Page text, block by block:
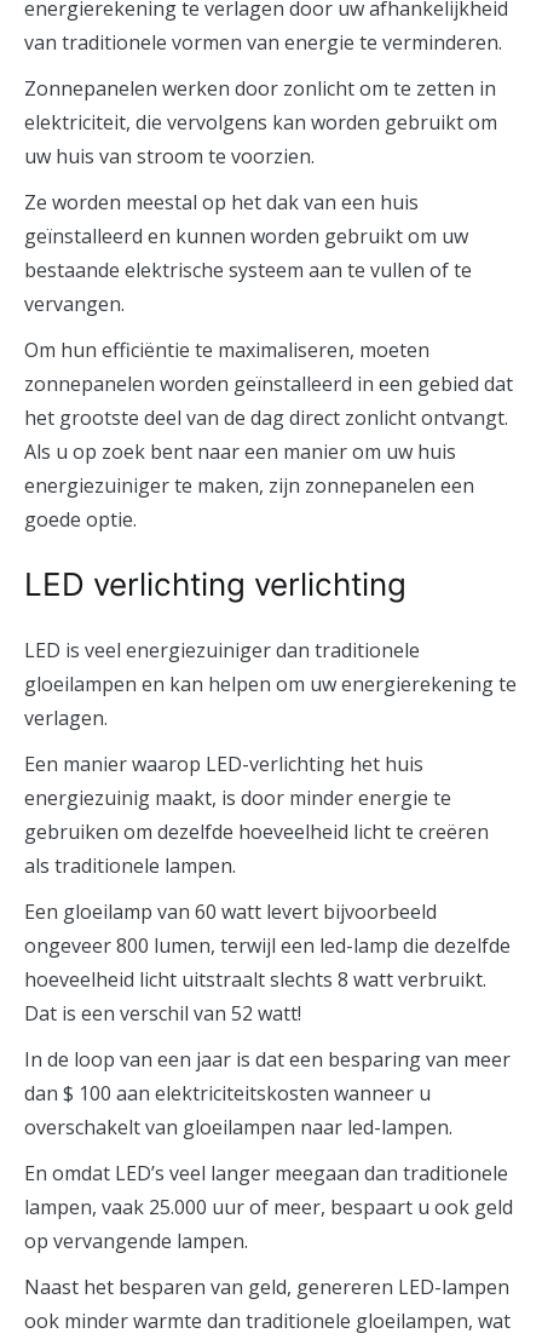
energierekening te verlagen door uw afhankelijkheid
van traditionele vormen van energie te verminderen.
Zonnepanelen werken door zonlicht om te zetten in
elektriciteit, die vervolgens kan worden gebruikt om
uw huis van stroom te voorzien.
Ze worden meestal op het dak van een huis
geïnstalleerd en kunnen worden gebruikt om uw
bestaande elektrische systeem aan te vullen of te
vervangen.
Om hun efficiëntie te maximaliseren, moeten
zonnepanelen worden geïnstalleerd in een gebied dat
het grootste deel van de dag direct zonlicht ontvangt.
Als u op zoek bent naar een manier om uw huis
energiezuiniger te maken, zijn zonnepanelen een
goede optie.
LED verlichting verlichting
LED is veel energiezuiniger dan traditionele
gloeilampen en kan helpen om uw energierekening te
verlagen.
Een manier waarop LED-verlichting het huis
energiezuinig maakt, is door minder energie te
gebruiken om dezelfde hoeveelheid licht te creëren
als traditionele lampen.
Een gloeilamp van 60 watt levert bijvoorbeeld
ongeveer 800 lumen, terwijl een led-lamp die dezelfde
hoeveelheid licht uitstraalt slechts 8 watt verbruikt.
Dat is een verschil van 52 watt!
In de loop van een jaar is dat een besparing van meer
dan $ 100 aan elektriciteitskosten wanneer u
overschakelt van gloeilampen naar led-lampen.
En omdat LED’s veel langer meegaan dan traditionele
lampen, vaak 25.000 uur of meer, bespaart u ook geld
op vervangende lampen.
Naast het besparen van geld, genereren LED-lampen
ook minder warmte dan traditionele gloeilampen, wat